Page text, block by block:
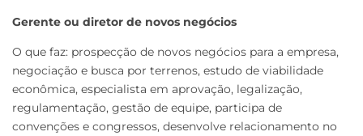
Gerente ou diretor de novos negócios
O que faz: prospecção de novos negócios para a empresa,
negociação e busca por terrenos, estudo de viabilidade
econômica, especialista em aprovação, legalização,
regulamentação, gestão de equipe, participa de
convenções e congressos, desenvolve relacionamento no